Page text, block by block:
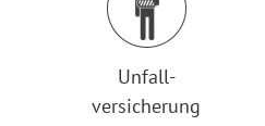
Unfall-
versicherung